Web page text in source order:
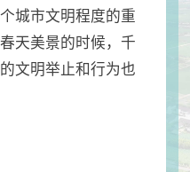
城市文明程度的重
天美景的时候，千
文明举止和行为也